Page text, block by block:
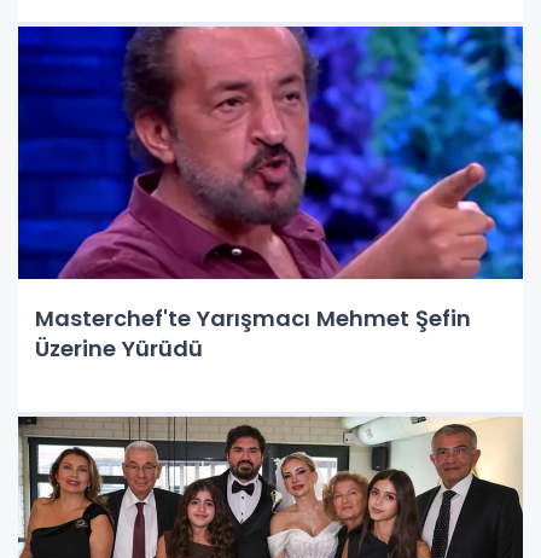
Masterchef'te Yarışmacı Mehmet Şefin
Üzerine Yürüdü